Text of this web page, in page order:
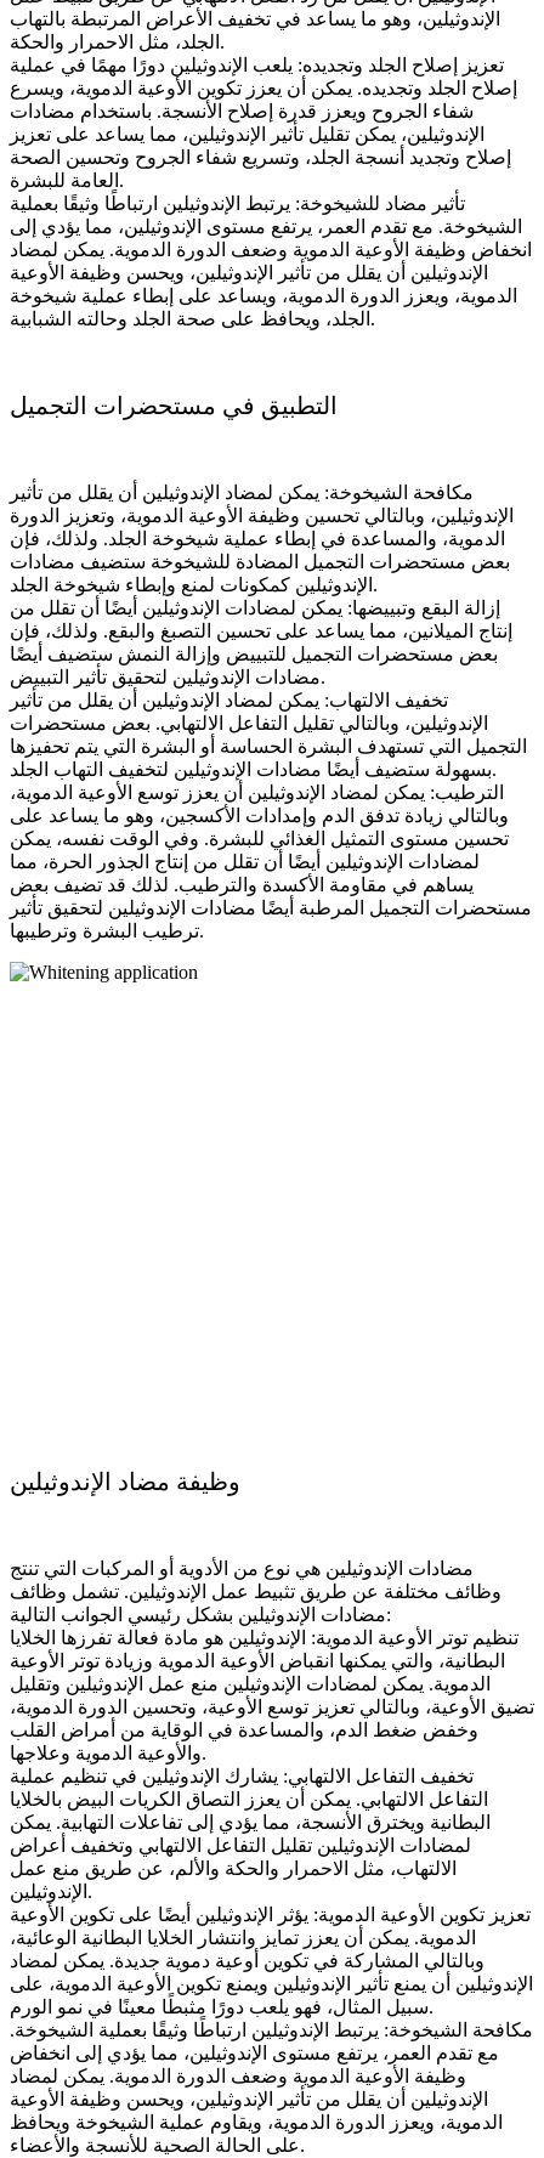
الإندوثيلين، وهو ما يساعد في تخفيف الأعراض المرتبطة بالتهاب
الجلد، مثل الاحمرار والحكة.
تعزيز إصلاح الجلد وتجديده: يلعب الإندوثيلين دورًا مهمًا في عملية
إصلاح الجلد وتجديده. يمكن أن يعزز تكوين الأوعية الدموية، ويسرع
شفاء الجروح ويعزز قدرة إصلاح الأنسجة. باستخدام مضادات
الإندوثيلين، يمكن تقليل تأثير الإندوثيلين، مما يساعد على تعزيز
إصلاح وتجديد أنسجة الجلد، وتسريع شفاء الجروح وتحسين الصحة
العامة للبشرة.
تأثير مضاد للشيخوخة: يرتبط الإندوثيلين ارتباطًا وثيقًا بعملية
الشيخوخة. مع تقدم العمر، يرتفع مستوى الإندوثيلين، مما يؤدي إلى
انخفاض وظيفة الأوعية الدموية وضعف الدورة الدموية. يمكن لمضاد
الإندوثيلين أن يقلل من تأثير الإندوثيلين، ويحسن وظيفة الأوعية
الدموية، ويعزز الدورة الدموية، ويساعد على إبطاء عملية شيخوخة
الجلد، ويحافظ على صحة الجلد وحالته الشبابية.
التطبيق في مستحضرات التجميل
مكافحة الشيخوخة: يمكن لمضاد الإندوثيلين أن يقلل من تأثير
الإندوثيلين، وبالتالي تحسين وظيفة الأوعية الدموية، وتعزيز الدورة
الدموية، والمساعدة في إبطاء عملية شيخوخة الجلد. ولذلك، فإن
بعض مستحضرات التجميل المضادة للشيخوخة ستضيف مضادات
الإندوثيلين كمكونات لمنع وإبطاء شيخوخة الجلد.
إزالة البقع وتبييضها: يمكن لمضادات الإندوثيلين أيضًا أن تقلل من
إنتاج الميلانين، مما يساعد على تحسين التصبغ والبقع. ولذلك، فإن
بعض مستحضرات التجميل للتبييض وإزالة النمش ستضيف أيضًا
مضادات الإندوثيلين لتحقيق تأثير التبييض.
تخفيف الالتهاب: يمكن لمضاد الإندوثيلين أن يقلل من تأثير
الإندوثيلين، وبالتالي تقليل التفاعل الالتهابي. بعض مستحضرات
التجميل التي تستهدف البشرة الحساسة أو البشرة التي يتم تحفيزها
بسهولة ستضيف أيضًا مضادات الإندوثيلين لتخفيف التهاب الجلد.
الترطيب: يمكن لمضاد الإندوثيلين أن يعزز توسع الأوعية الدموية،
وبالتالي زيادة تدفق الدم وإمدادات الأكسجين، وهو ما يساعد على
تحسين مستوى التمثيل الغذائي للبشرة. وفي الوقت نفسه، يمكن
لمضادات الإندوثيلين أيضًا أن تقلل من إنتاج الجذور الحرة، مما
يساهم في مقاومة الأكسدة والترطيب. لذلك قد تضيف بعض
مستحضرات التجميل المرطبة أيضًا مضادات الإندوثيلين لتحقيق تأثير
ترطيب البشرة وترطيبها.
وظيفة مضاد الإندوثيلين
مضادات الإندوثيلين هي نوع من الأدوية أو المركبات التي تنتج
وظائف مختلفة عن طريق تثبيط عمل الإندوثيلين. تشمل وظائف
مضادات الإندوثيلين بشكل رئيسي الجوانب التالية:
تنظيم توتر الأوعية الدموية: الإندوثيلين هو مادة فعالة تفرزها الخلايا
البطانية، والتي يمكنها انقباض الأوعية الدموية وزيادة توتر الأوعية
الدموية. يمكن لمضادات الإندوثيلين منع عمل الإندوثيلين وتقليل
تضيق الأوعية، وبالتالي تعزيز توسع الأوعية، وتحسين الدورة الدموية،
وخفض ضغط الدم، والمساعدة في الوقاية من أمراض القلب
والأوعية الدموية وعلاجها.
تخفيف التفاعل الالتهابي: يشارك الإندوثيلين في تنظيم عملية
التفاعل الالتهابي. يمكن أن يعزز التصاق الكريات البيض بالخلايا
البطانية ويخترق الأنسجة، مما يؤدي إلى تفاعلات التهابية. يمكن
لمضادات الإندوثيلين تقليل التفاعل الالتهابي وتخفيف أعراض
الالتهاب، مثل الاحمرار والحكة والألم، عن طريق منع عمل
الإندوثيلين.
تعزيز تكوين الأوعية الدموية: يؤثر الإندوثيلين أيضًا على تكوين الأوعية
الدموية. يمكن أن يعزز تمايز وانتشار الخلايا البطانية الوعائية،
وبالتالي المشاركة في تكوين أوعية دموية جديدة. يمكن لمضاد
الإندوثيلين أن يمنع تأثير الإندوثيلين ويمنع تكوين الأوعية الدموية، على
سبيل المثال، فهو يلعب دورًا مثبطًا معينًا في نمو الورم.
مكافحة الشيخوخة: يرتبط الإندوثيلين ارتباطًا وثيقًا بعملية الشيخوخة.
مع تقدم العمر، يرتفع مستوى الإندوثيلين، مما يؤدي إلى انخفاض
وظيفة الأوعية الدموية وضعف الدورة الدموية. يمكن لمضاد
الإندوثيلين أن يقلل من تأثير الإندوثيلين، ويحسن وظيفة الأوعية
الدموية، ويعزز الدورة الدموية، ويقاوم عملية الشيخوخة ويحافظ
على الحالة الصحية للأنسجة والأعضاء.